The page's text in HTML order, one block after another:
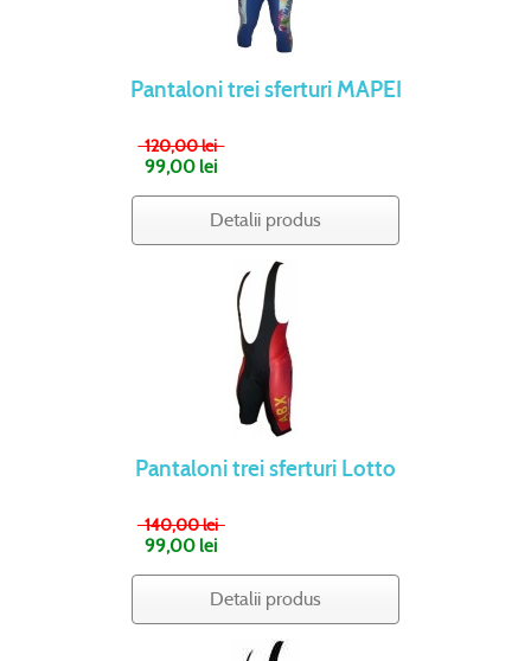
Pantaloni trei sferturi MAPEI
120,00 lei
99,00 lei
Detalii produs
Pantaloni trei sferturi Lotto
140,00 lei
99,00 lei
Detalii produs